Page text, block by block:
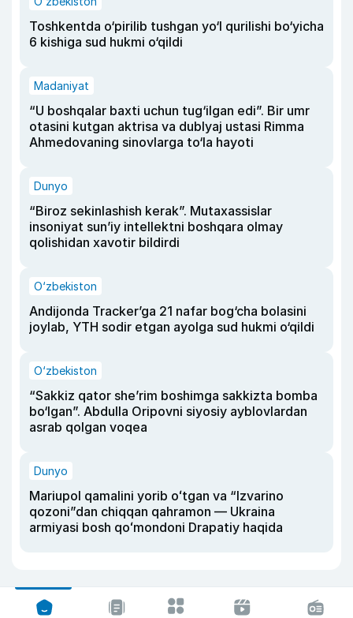
Toshkentda o‘pirilib tushgan yo‘l qurilishi bo‘yicha
6 kishiga sud hukmi o‘qildi
Madaniyat
“U boshqalar baxti uchun tug‘ilgan edi”. Bir umr
otasini kutgan aktrisa va dublyaj ustasi Rimma
Ahmedovaning sinovlarga to‘la hayoti
Dunyo
“Biroz sekinlashish kerak”. Mutaxassislar
insoniyat sun’iy intellektni boshqara olmay
qolishidan xavotir bildirdi
O‘zbekiston
Andijonda Tracker’ga 21 nafar bog‘cha bolasini
joylab, YTH sodir etgan ayolga sud hukmi o‘qildi
O‘zbekiston
“Sakkiz qator she’rim boshimga sakkizta bomba
bo‘lgan”. Abdulla Oripovni siyosiy ayblovlardan
asrab qolgan voqea
Dunyo
Mariupol qamalini yorib oʻtgan va “Izvarino
qozoni”dan chiqqan qahramon — Ukraina
armiyasi bosh qoʻmondoni Drapatiy haqida